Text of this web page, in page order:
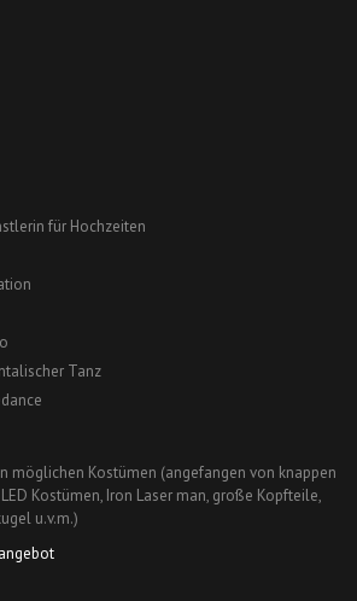
für Hochzeiten
Tanz
möglichen Kostümen (angefangen von knappen
Kostümen, Iron Laser man, große Kopfteile,
u.v.m.)